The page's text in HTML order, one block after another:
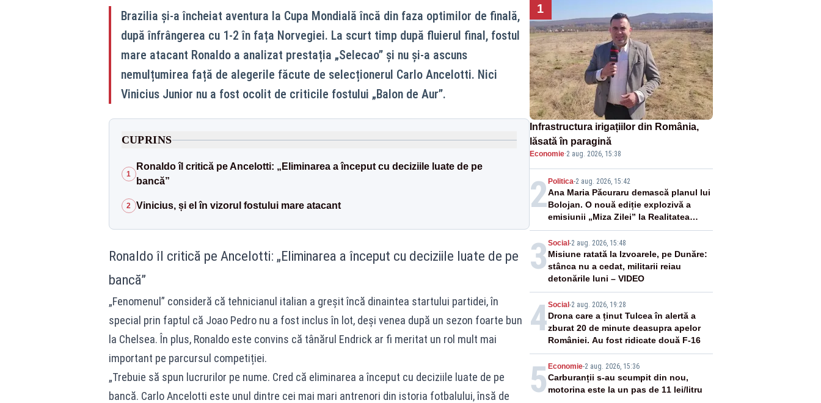
Brazilia și-a încheiat aventura la Cupa Mondială încă din faza optimilor de finală,
după înfrângerea cu 1-2 în fața Norvegiei. La scurt timp după fluierul final, fostul
mare atacant Ronaldo a analizat prestația „Selecao” și nu și-a ascuns
nemulțumirea față de alegerile făcute de selecționerul Carlo Ancelotti. Nici
Vinicius Junior nu a fost ocolit de criticile fostului „Balon de Aur”.
CUPRINS
1
Ronaldo îl critică pe Ancelotti: „Eliminarea a început cu deciziile luate de pe
bancă”
2 Vinicius, și el în vizorul fostului mare atacant
Ronaldo îl critică pe Ancelotti: „Eliminarea a început cu deciziile luate de pe
bancă”
„Fenomenul” consideră că tehnicianul italian a greșit încă dinaintea startului partidei, în
special prin faptul că Joao Pedro nu a fost inclus în lot, deși venea după un sezon foarte bun
la Chelsea. În plus, Ronaldo este convins că tânărul Endrick ar fi meritat un rol mult mai
important pe parcursul competiției.
„Trebuie să spun lucrurilor pe nume. Cred că eliminarea a început cu deciziile luate de pe
bancă. Carlo Ancelotti este unul dintre cei mai mari antrenori din istoria fotbalului, însă de
1
Infrastructura irigațiilor din România,
lăsată în paragină
Economie·2 aug. 2026, 15:38
2 Politica-2 aug. 2026, 15:42
Ana Maria Păcuraru demască planul lui
Bolojan. O nouă ediție explozivă a
emisiunii „Miza Zilei” la Realitatea
PLUS
3 Social -2 aug. 2026, 15:48
Misiune ratată la Izvoarele, pe Dunăre:
stânca nu a cedat, militarii reiau
detonările luni – VIDEO
4Social -2 aug. 2026, 19:28
Drona care a ținut Tulcea în alertă a
zburat 20 de minute deasupra apelor
României. Au fost ridicate două F-16
5 Economie-2 aug. 2026, 15:36
Carburanții s-au scumpit din nou,
motorina este la un pas de 11 lei/litru